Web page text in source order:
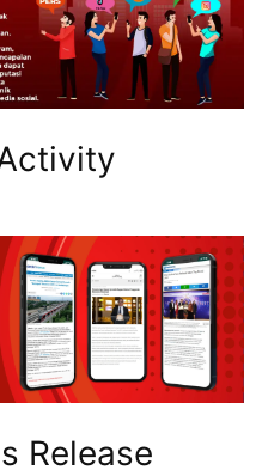
Release